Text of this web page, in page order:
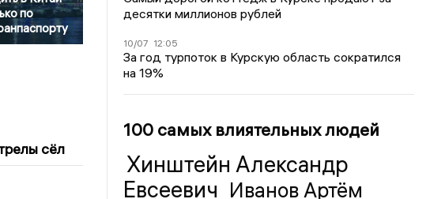
по
сёл
десятки миллионов рублей
10/07 12:05
За год турпоток в Курскую область сократился
на 19%
100 самых влиятельных людей
Хинштейн Александр
Евсеевич Иванов Артём